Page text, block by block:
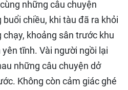
những câu chuyện
chiều, khi tàu đã ra khỏi
khoảng sân trước khu
tĩnh. Vài người ngồi lại
những câu chuyện dở
Không còn cảm giác ghé